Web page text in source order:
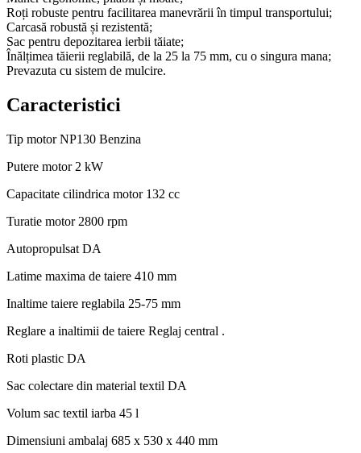
Roți robuste pentru facilitarea manevrării în timpul transportului;
Carcasă robustă și rezistentă;
Sac pentru depozitarea ierbii tăiate;
Înălțimea tăierii reglabilă, de la 25 la 75 mm, cu o singura mana;
Prevazuta cu sistem de mulcire.
Caracteristici
Tip motorNP130 Benzina
Putere motor 2 kW
Capacitate cilindrica motor 132 cc
Turatie motor 2800 rpm
Autopropulsat DA
Latime maxima de taiere 410 mm
Inaltime taiere reglabila 25-75 mm
Reglare a inaltimii de taiere Reglaj central .
Roti plastic DA
Sac colectare din material textil DA
Volum sac textil iarba 45 l
Dimensiuni ambalaj 685 x 530 x 440 mm